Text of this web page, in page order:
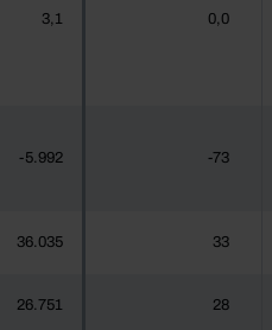
3,1 0,0
-5.992 -73
36.035 33
26.751 28